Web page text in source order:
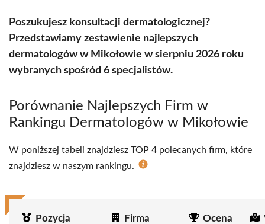
Poszukujesz konsultacji dermatologicznej?
Przedstawiamy zestawienie najlepszych
dermatologów w Mikołowie w sierpniu 2026 roku
wybranych spośród 6 specjalistów.
Porównanie Najlepszych Firm w
Rankingu Dermatologów w Mikołowie
W poniższej tabeli znajdziesz TOP 4 polecanych firm, które
znajdziesz w naszym rankingu.
Pozycja Firma Ocena